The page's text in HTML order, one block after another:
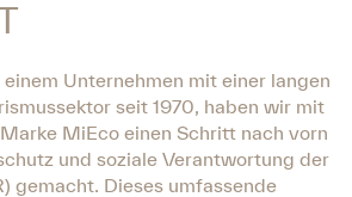
einem Unternehmen mit einer langen
seit 1970, haben wir mit
MiEco einen Schritt nach vorn
und soziale Verantwortung der
gemacht. Dieses umfassende